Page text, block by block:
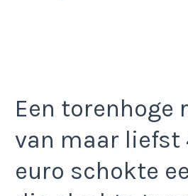
Een torenhoge
van maar liefst
euro schokte